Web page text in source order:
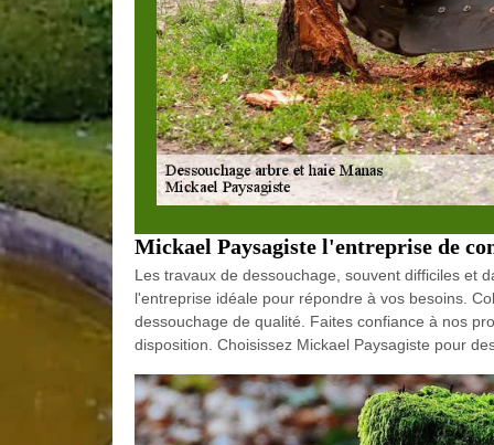
Mickael Paysagiste l'entreprise de
Les travaux de dessouchage, souvent difficiles et
l'entreprise idéale pour répondre à vos besoins.
dessouchage de qualité. Faites confiance à nos
disposition. Choisissez Mickael Paysagiste pour